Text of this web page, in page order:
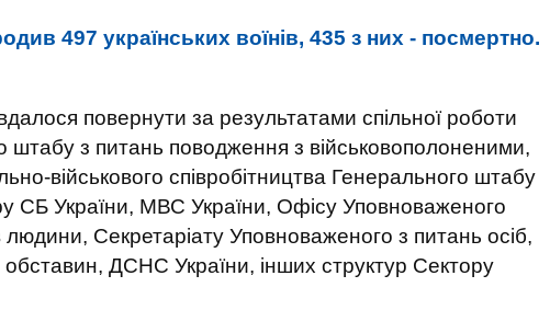
497 українських воїнів, 435 з них - посмертно.
повернути за результатами спільної роботи
штабу з питань поводження з військовополоненими,
військового співробітництва Генерального штабу
СБ України, МВС України, Офісу Уповноваженого
Секретаріату Уповноваженого з питань осіб,
обставин, ДСНС України, інших структур Сектору